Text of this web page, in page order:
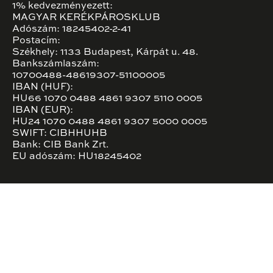
1% kedvezményezett:
MAGYAR KERÉKPÁROSKLUB
Adószám: 18245402-2-41
Postacím:
Székhely: 1133 Budapest, Kárpát u. 48.
Bankszámlaszám:
10700488-48619307-51100005
IBAN (HUF):
HU66 1070 0488 4861 9307 5110 0005
IBAN (EUR):
HU24 1070 0488 4861 9307 5000 0005
SWIFT: CIBHHUHB
Bank: CIB Bank Zrt.
EU adószám: HU18245402